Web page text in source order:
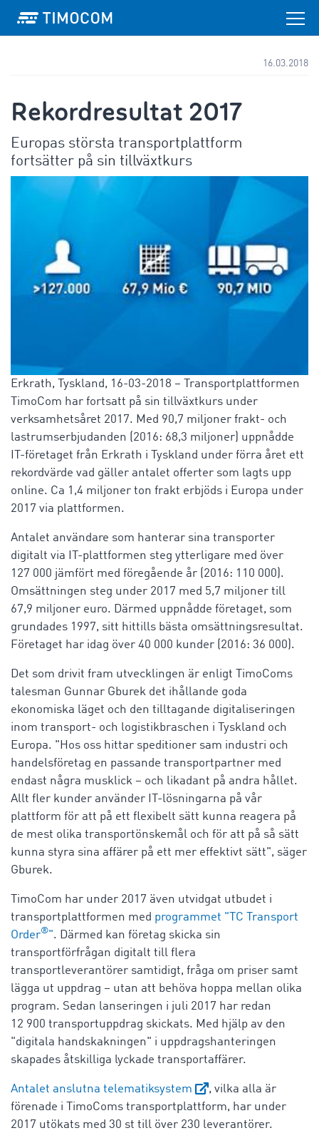
16.03.2018
Rekordresultat 2017
Europas största transportplattform
fortsätter på sin tillväxtkurs
Erkrath, Tyskland, 16-03-2018 – Transportplattformen
TimoCom har fortsatt på sin tillväxtkurs under
verksamhetsåret 2017. Med 90,7 miljoner frakt- och
lastrumserbjudanden (2016: 68,3 miljoner) uppnådde
IT-företaget från Erkrath i Tyskland under förra året ett
rekordvärde vad gäller antalet offerter som lagts upp
online. Ca 1,4 miljoner ton frakt erbjöds i Europa under
2017 via plattformen.
Antalet användare som hanterar sina transporter
digitalt via IT-plattformen steg ytterligare med över
127 000 jämfört med föregående år (2016: 110 000).
Omsättningen steg under 2017 med 5,7 miljoner till
67,9 miljoner euro. Därmed uppnådde företaget, som
grundades 1997, sitt hittills bästa omsättningsresultat.
Företaget har idag över 40 000 kunder (2016: 36 000).
Det som drivit fram utvecklingen är enligt TimoComs
talesman Gunnar Gburek det ihållande goda
ekonomiska läget och den tilltagande digitaliseringen
inom transport- och logistikbraschen i Tyskland och
Europa. "Hos oss hittar speditioner sam industri och
handelsföretag en passande transportpartner med
endast några musklick – och likadant på andra hållet.
Allt fler kunder använder IT-lösningarna på vår
plattform för att på ett flexibelt sätt kunna reagera på
de mest olika transportönskemål och för att på så sätt
kunna styra sina affärer på ett mer effektivt sätt", säger
Gburek.
TimoCom har under 2017 även utvidgat utbudet i
transportplattformen med programmet "TC Transport
Order®". Därmed kan företag skicka sin
transportförfrågan digitalt till flera
transportleverantörer samtidigt, fråga om priser samt
lägga ut uppdrag – utan att behöva hoppa mellan olika
program. Sedan lanseringen i juli 2017 har redan
12 900 transportuppdrag skickats. Med hjälp av den
"digitala handskakningen" i uppdragshanteringen
skapades åtskilliga lyckade transportaffärer.
Antalet anslutna telematiksystem
, vilka alla är
förenade i TimoComs transportplattform, har under
2017 utökats med 30 st till över 230 leverantörer.